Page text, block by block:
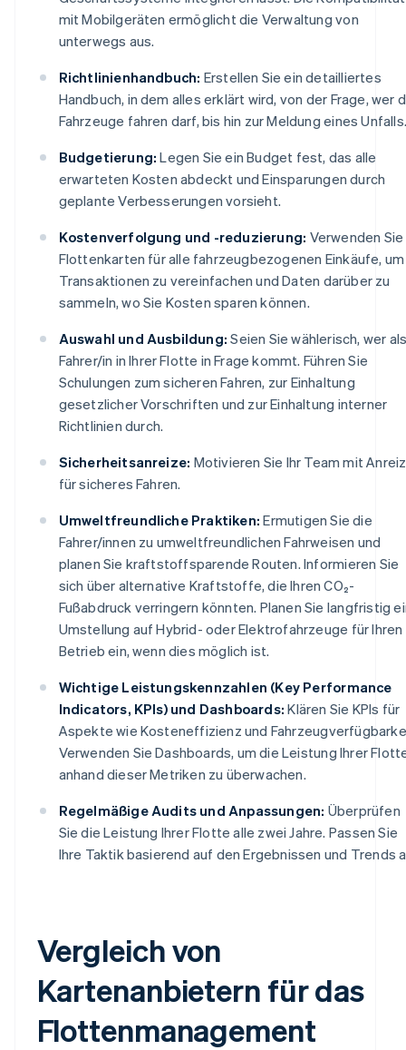
mit Mobilgeräten ermöglicht die Verwaltung von
unterwegs aus.
Richtlinienhandbuch: Erstellen Sie ein detailliertes
Handbuch, in dem alles erklärt wird, von der Frage, wer
Fahrzeuge fahren darf, bis hin zur Meldung eines Unfalls.
Budgetierung: Legen Sie ein Budget fest, das alle
erwarteten Kosten abdeckt und Einsparungen durch
geplante Verbesserungen vorsieht.
Kostenverfolgung und -reduzierung: Verwenden Sie
Flottenkarten für alle fahrzeugbezogenen Einkäufe, um
Transaktionen zu vereinfachen und Daten darüber zu
sammeln, wo Sie Kosten sparen können.
Auswahl und Ausbildung: Seien Sie wählerisch, wer
Fahrer/in in Ihrer Flotte in Frage kommt. Führen Sie
Schulungen zum sicheren Fahren, zur Einhaltung
gesetzlicher Vorschriften und zur Einhaltung interner
Richtlinien durch.
Sicherheitsanreize: Motivieren Sie Ihr Team mit
für sicheres Fahren.
Umweltfreundliche Praktiken: Ermutigen Sie die
Fahrer/innen zu umweltfreundlichen Fahrweisen und
planen Sie kraftstoffsparende Routen. Informieren Sie
sich über alternative Kraftstoffe, die Ihren CO₂-
Fußabdruck verringern könnten. Planen Sie langfristig
Umstellung auf Hybrid- oder Elektrofahrzeuge für Ihren
Betrieb ein, wenn dies möglich ist.
Wichtige Leistungskennzahlen (Key Performance
Indicators, KPIs) und Dashboards: Klären Sie KPIs für
Aspekte wie Kosteneffizienz und
Verwenden Sie Dashboards, um die Leistung Ihrer
anhand dieser Metriken zu überwachen.
Regelmäßige Audits und Anpassungen: Überprüfen
Sie die Leistung Ihrer Flotte alle zwei Jahre. Passen Sie
Ihre Taktik basierend auf den Ergebnissen und Trends
Vergleich von
Kartenanbietern für das
Flottenmanagement